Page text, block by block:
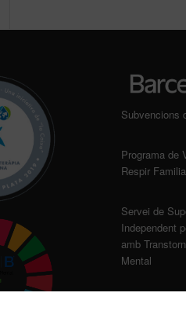
Subvencions
Programa de
Respir
Servei de
Independent
amb
Mental